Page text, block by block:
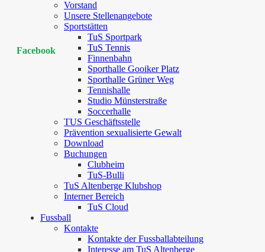
Vorstand
Unsere Stellenangebote
Sportstätten
TuS Sportpark
TuS Tennis
Finnenbahn
Sporthalle Gooiker Platz
Sporthalle Grüner Weg
Tennishalle
Studio Münsterstraße
Soccerhalle
TUS Geschäftsstelle
Prävention sexualisierte Gewalt
Download
Buchungen
Clubheim
TuS-Bulli
TuS Altenberge Klubshop
Interner Bereich
TuS Cloud
Fussball
Kontakte
Kontakte der Fussballabteilung
Interesse am TuS Altenberge
Facebook